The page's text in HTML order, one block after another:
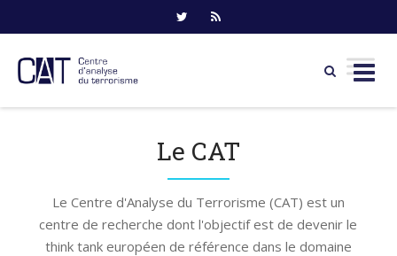
Le CAT
Le Centre d'Analyse du Terrorisme (CAT) est un
centre de recherche dont l'objectif est de devenir le
think tank européen de référence dans le domaine